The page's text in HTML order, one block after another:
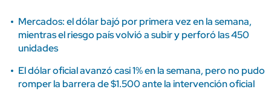
Mercados: el dólar bajó por primera vez en la semana,
mientras el riesgo país volvió a subir y perforó las 450
unidades
El dólar oficial avanzó casi 1% en la semana, pero no pudo
romper la barrera de $1.500 ante la intervención oficial